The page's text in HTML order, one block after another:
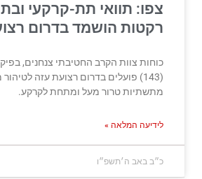
צפו: תוואי תת-קרקעי
רקטות הושמד בדרום
כוחות צוות הקרב החטיבתי צנחנים,
(143) פועלים בדרום רצועת עזה
מתשתיות טרור מעל ומתחת לקרקע.
לידיעה המלאה »
כ״ב באב ה׳תשפ״ו